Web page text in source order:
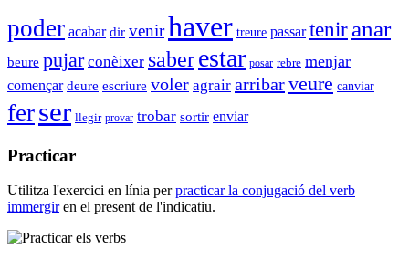
poder acabar dir venirhaver treure passar teniranar
beure pujar conèixer saberestar posar rebre menjar
començar deure escriure voler agrair arribarveure canviar
ferser llegir provar trobar sortir enviar
Practicar
Utilitza l'exercici en línia perpracticar la conjugació del verb
immergiren el present de l'indicatiu.